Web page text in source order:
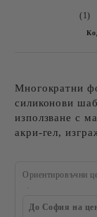
(1)
Многократни
силиконови
използване с
акри-гел,
Ориентировъчни
До София на